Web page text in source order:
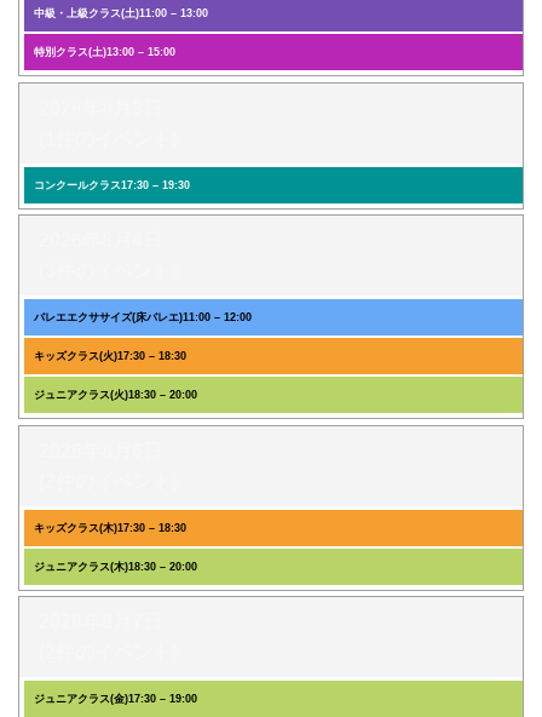
中級・上級クラス(土)11:00 – 13:00
特別クラス(土)13:00 – 15:00
コンクールクラス17:30 – 19:30
バレエエクササイズ(床バレエ)11:00 – 12:00
キッズクラス(火)17:30 – 18:30
ジュニアクラス(火)18:30 – 20:00
キッズクラス(木)17:30 – 18:30
ジュニアクラス(木)18:30 – 20:00
ジュニアクラス(金)17:30 – 19:00